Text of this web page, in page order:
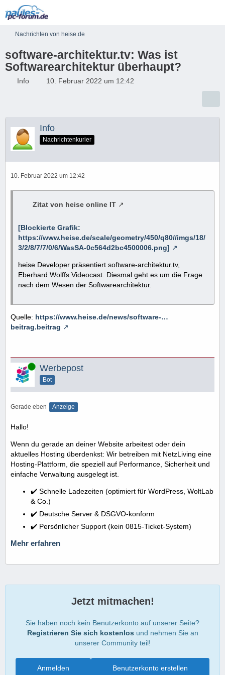
Nachrichten von heise.de
software-architektur.tv: Was ist
Softwarearchitektur überhaupt?
Info 10. Februar 2022 um 12:42
Info
Nachrichtenkurier
10. Februar 2022 um 12:42
Zitat von heise online IT
[Blockierte Grafik:
https://www.heise.de/scale/geometry/450/q80//imgs/18/
3/2/8/7/7/0/6/WasSA-0c564d2bc4500006.png]
heise Developer präsentiert software-architektur.tv,
Eberhard Wolffs Videocast. Diesmal geht es um die Frage
nach dem Wesen der Softwarearchitektur.
Quelle: https://www.heise.de/news/software-…
beitrag.beitrag
Online Werbepost
Bot
Gerade eben Anzeige
Hallo!
Wenn du gerade an deiner Website arbeitest oder dein
aktuelles Hosting überdenkst: Wir betreiben mit NetzLiving eine
Hosting-Plattform, die speziell auf Performance, Sicherheit und
einfache Verwaltung ausgelegt ist.
✔️ Schnelle Ladezeiten (optimiert für WordPress, WoltLab
& Co.)
✔️ Deutsche Server & DSGVO-konform
✔️ Persönlicher Support (kein 0815-Ticket-System)
Mehr erfahren
Jetzt mitmachen!
Sie haben noch kein Benutzerkonto auf unserer Seite?
Registrieren Sie sich kostenlos und nehmen Sie an
unserer Community teil!
Benutzerkonto erstellen
Anmelden